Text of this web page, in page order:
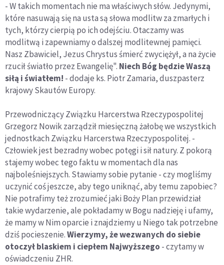
- W takich momentach nie ma właściwych słów. Jedynymi,
które nasuwają się na usta są słowa modlitw za zmarłych i
tych, którzy cierpią po ich odejściu. Otaczamy was
modlitwą i zapewniamy o dalszej modlitewnej pamięci.
Nasz Zbawiciel, Jezus Chrystus śmierć zwyciężył, a na życie
rzucił światło przez Ewangelię". Niech Bóg będzie Waszą
siłą i światłem! - dodaje ks. Piotr Zamaria, duszpasterz
krajowy Skautów Europy.
Przewodniczący Związku Harcerstwa Rzeczypospolitej
Grzegorz Nowik zarządził miesięczną żałobę we wszystkich
jednostkach Związku Harcerstwa Rzeczypospolitej. -
Człowiek jest bezradny wobec potęgi i sił natury. Z pokorą
stajemy wobec tego faktu w momentach dla nas
najboleśniejszych. Stawiamy sobie pytanie - czy mogliśmy
uczynić coś jeszcze, aby tego uniknąć, aby temu zapobiec?
Nie potrafimy też zrozumieć jaki Boży Plan przewidział
takie wydarzenie, ale pokładamy w Bogu nadzieję i ufamy,
że mamy w Nim oparcie i znajdziemy u Niego tak potrzebne
dziś pocieszenie.Wierzymy, że wezwanych do siebie
otoczył blaskiem i ciepłem Najwyższego - czytamy w
oświadczeniu ZHR.